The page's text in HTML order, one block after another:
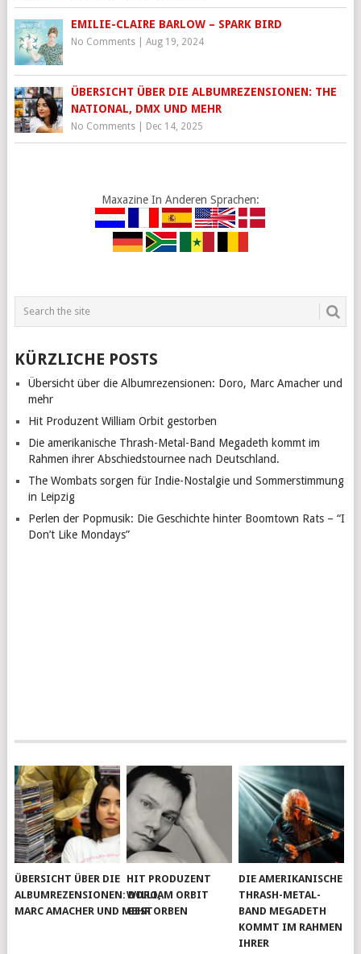
EMILIE-CLAIRE BARLOW – SPARK BIRD
No Comments| Aug 19, 2024
ÜBERSICHT ÜBER DIE ALBUMREZENSIONEN: THE
NATIONAL, DMX UND MEHR
No Comments| Dec 14, 2025
Maxazine In Anderen Sprachen:
KÜRZLICHE POSTS
Übersicht über die Albumrezensionen: Doro, Marc Amacher und
mehr
Hit Produzent William Orbit gestorben
Die amerikanische Thrash-Metal-Band Megadeth kommt im
Rahmen ihrer Abschiedstournee nach Deutschland.
The Wombats sorgen für Indie-Nostalgie und Sommerstimmung
in Leipzig
Perlen der Popmusik: Die Geschichte hinter Boomtown Rats – “I
Don’t Like Mondays”
ÜBERSICHT ÜBER DIE
ALBUMREZENSIONEN: DORO,
MARC AMACHER UND MEHR
HIT PRODUZENT
WILLIAM ORBIT
GESTORBEN
DIE AMERIKANISCHE
THRASH-METAL-
BAND MEGADETH
KOMMT IM RAHMEN
IHRER